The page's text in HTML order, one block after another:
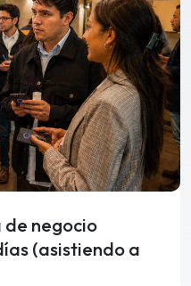
de negocio
(asistiendo a